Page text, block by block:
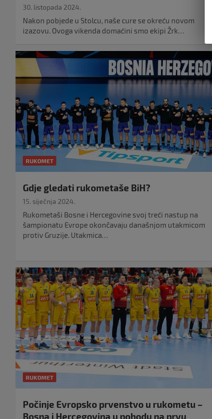
30. listopada 2024.
Nakon pobjede u Stolcu, naše cure se okreću novom
izazovu. Ovoga vikenda domaćini smo ekipi Žrk…
RUKOMET
Gdje gledati rukometaše BiH?
15. siječnja 2024.
Rukometaši Bosne i Hercegovine svoj treći nastup na
šampionatu Evrope okončavaju današnjom utakmicom
protiv Gruzije. Utakmica…
RUKOMET
Počinje Evropsko prvenstvo u rukometu –
Bosna i Hercegovina u pohodu na prvu